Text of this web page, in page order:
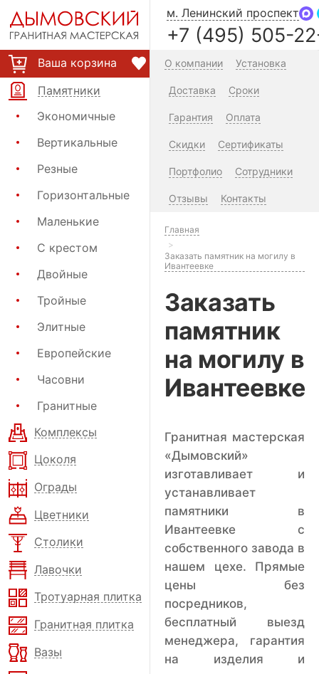
Ваша корзина
Памятники
Экономичные
Вертикальные
Резные
Горизонтальные
Маленькие
С крестом
Двойные
Тройные
Элитные
Европейские
Часовни
Гранитные
Комплексы
Цоколя
Ограды
Цветники
Столики
Лавочки
Тротуарная плитка
Гранитная плитка
Вазы
м. Ленинский проспект
+7 (495) 505-
О компании Установка
Доставка Сроки
Гарантия Оплата
Скидки Сертификаты
Портфолио Сотрудники
Отзывы Контакты
Главная
Заказать памятник на могилу в
Ивантеевке
Заказать
памятник
на могилу в
Ивантеевке
Гранитная мастерская
«Дымовский»
изготавливает и
устанавливает
памятники в
Ивантеевке с
собственного завода в
нашем цехе. Прямые
цены без
посредников,
бесплатный выезд
менеджера, гарантия
на изделия и